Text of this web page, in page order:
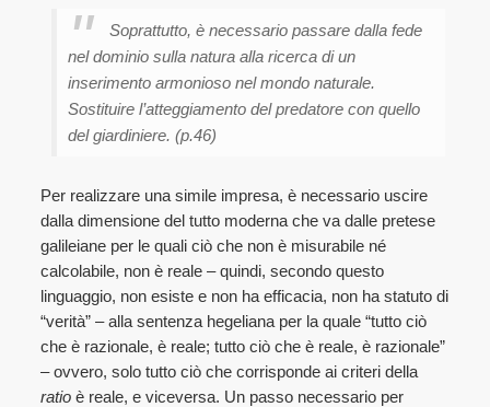
Soprattutto, è necessario passare dalla fede
nel dominio sulla natura alla ricerca di un
inserimento armonioso nel mondo naturale.
Sostituire l’atteggiamento del predatore con quello
del giardiniere. (p.46)
Per realizzare una simile impresa, è necessario uscire
dalla dimensione del tutto moderna che va dalle pretese
galileiane per le quali ciò che non è misurabile né
calcolabile, non è reale – quindi, secondo questo
linguaggio, non esiste e non ha efficacia, non ha statuto di
“verità” – alla sentenza hegeliana per la quale “tutto ciò
che è razionale, è reale; tutto ciò che è reale, è razionale”
– ovvero, solo tutto ciò che corrisponde ai criteri della
ratio è reale, e viceversa. Un passo necessario per